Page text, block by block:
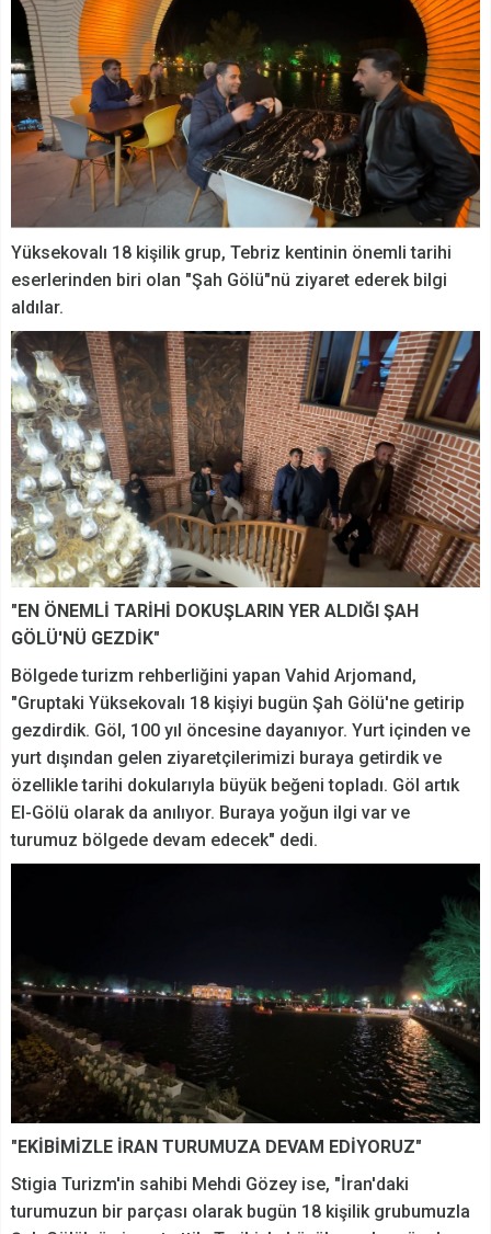
Yüksekovalı 18 kişilik grup, Tebriz kentinin önemli tarihi
eserlerinden biri olan "Şah Gölü"nü ziyaret ederek bilgi
aldılar.
"EN ÖNEMLİ TARİHİ DOKUŞLARIN YER ALDIĞI ŞAH
GÖLÜ'NÜ GEZDİK"
Bölgede turizm rehberliğini yapan Vahid Arjomand,
"Gruptaki Yüksekovalı 18 kişiyi bugün Şah Gölü'ne getirip
gezdirdik. Göl, 100 yıl öncesine dayanıyor. Yurt içinden ve
yurt dışından gelen ziyaretçilerimizi buraya getirdik ve
özellikle tarihi dokularıyla büyük beğeni topladı. Göl artık
El-Gölü olarak da anılıyor. Buraya yoğun ilgi var ve
turumuz bölgede devam edecek" dedi.
"EKİBİMİZLE İRAN TURUMUZA DEVAM EDİYORUZ"
Stigia Turizm'in sahibi Mehdi Gözey ise, "İran'daki
turumuzun bir parçası olarak bugün 18 kişilik grubumuzla